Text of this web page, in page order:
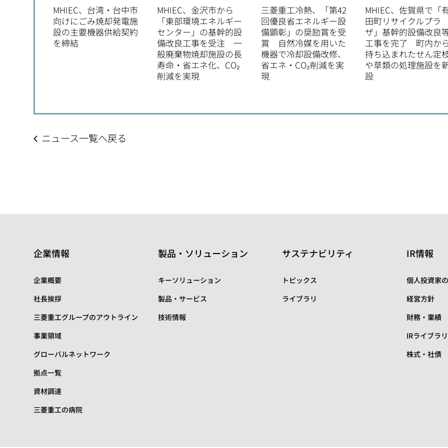
MHIEC、台湾・台中市
向けにごみ焼却発電施
設の主要機器供給契約
を締結
MHIEC、金沢市から
「東部環境エネルギー
センター」の基幹的設
備改良工事を受注 一
般廃棄物焼却施設の長
寿命・省エネ化、CO₂
削減を実現
三菱重工冷熱、「第42
回優良省エネルギー設
備顕彰」の奨励賞を受
賞 自然冷媒を用いた
機器で冷却設備改修、
省エネ・CO₂削減を実
現
MHIEC、佐賀県で「
田町リサイクルプラ
ザ」基幹的設備改良
工事を完了 町内か
持ち込まれたせん定
や草類の処理施設を
設
ニュース一覧へ戻る
企業情報
企業概要
社長挨拶
三菱重工グループのアウトライン
事業領域
グローバルネットワーク
拠点一覧
資材調達
三菱重工の病院
製品・ソリューション
キーソリューション
製品・サービス
技術情報
サステナビリティ
トピックス
ライブラリ
IR情報
個人投資家
経営方針
財務・業績
IRライブラリ
株式・社債